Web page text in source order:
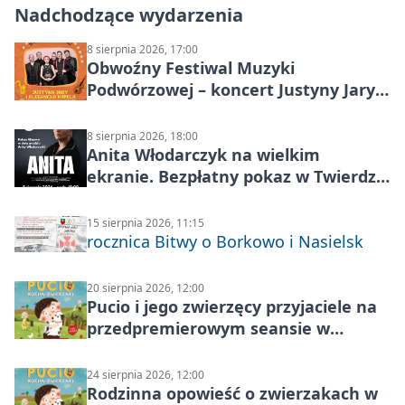
Nadchodzące wydarzenia
8 sierpnia 2026, 17:00
Obwoźny Festiwal Muzyki
Podwórzowej – koncert Justyny Jary i
8 sierpnia 2026, 18:00
Anita Włodarczyk na wielkim
ekranie. Bezpłatny pokaz w Twierdzy
15 sierpnia 2026, 11:15
rocznica Bitwy o Borkowo i Nasielsk
20 sierpnia 2026, 12:00
Pucio i jego zwierzęcy przyjaciele na
przedpremierowym seansie w
24 sierpnia 2026, 12:00
Rodzinna opowieść o zwierzakach w